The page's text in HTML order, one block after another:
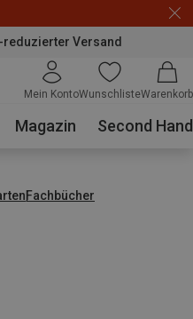
reduzierter Versand
Mein KontoWunschlisteWarenkorb
Magazin Second Hand
Fachbücher